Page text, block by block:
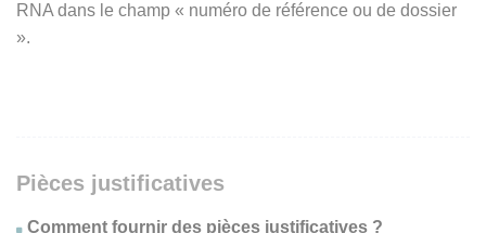
RNA dans le champ « numéro de référence ou de dossier
».
Pièces justificatives
Comment fournir des pièces justificatives ?